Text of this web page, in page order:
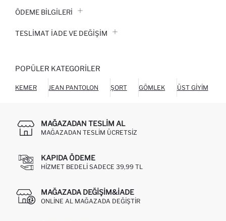
ÖDEME BİLGİLERİ
TESLIMAT İADE VE DEĞIŞIM
POPÜLER KATEGORILER
KEMER JEAN PANTOLON ŞORT GÖMLEK ÜST GIYIM
MAĞAZADAN TESLIM AL
MAĞAZADAN TESLIM ÜCRETSIZ
KAPIDA ÖDEME
HIZMET BEDELI SADECE 39,99 TL
MAĞAZADA DEĞIŞIM&İADE
ONLINE AL MAĞAZADA DEĞIŞTIR